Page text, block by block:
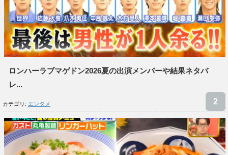
ロンハーラブマゲドン2026夏の出演メンバーや結果ネタバ
レ...
カテゴリ: エンタメ